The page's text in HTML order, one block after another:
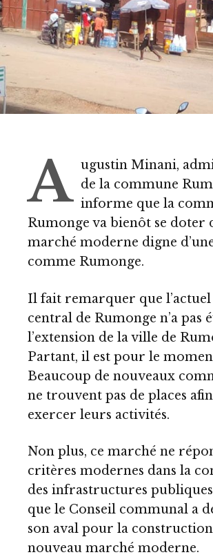
A ugustin Minani,
de la commune
informe que la
Rumonge va bienôt se doter
marché moderne digne
comme Rumonge.
Il fait remarquer que
central de Rumonge n’a pas
l’extension de la ville de
Partant, il est pour le
Beaucoup de nouveaux
ne trouvent pas de places afin
exercer leurs activités.
Non plus, ce marché ne
critères modernes dans la
des infrastructures
que le Conseil communal a
son aval pour la construction
nouveau marché moderne.